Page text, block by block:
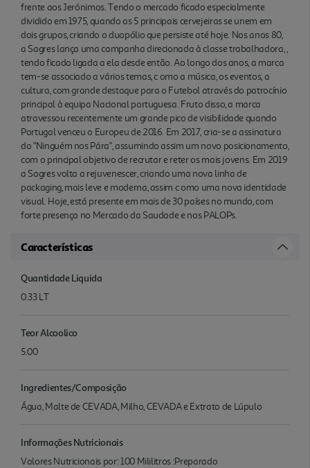
no Mercado da Saudade e nos PALOPs.
frente aos Jerónimos. Tendo o mercado ficado especialmente
dividido em 1975, quando as 5 principais cervejeiras se unem em
dois grupos, criando o duopólio que persiste até hoje. Nos anos 80,
a Sagres lança uma campanha direcionada à classe trabalhadora,,
tendo ficado ligada a ela desde então. Ao longo dos anos, a marca
tem-se associado a vários temas, c omo a música, os eventos, a
cultura, com grande destaque para o Futebol através do patrocínio
principal à equipa Nacional portuguesa. Fruto disso, a marca
atravessou recentemente um grande pico de visibilidade quando
Portugal venceu o Europeu de 2016. Em 2017, cria-se a assinatura
do "Ninguém nos Pára", assumindo assim um novo posicionamento,
com o principal objetivo de recrutar e reter os mais jovens. Em 2019
a Sagres volta a rejuvenescer, criando uma nova linha de
packaging, mais leve e moderna, assim c omo uma nova identidade
visual. Hoje, está presente em mais de 30 países no mundo, com
forte presença no Mercado da Saudade e nos PALOPs.
Características
Quantidade Liquida
0.33 LT
Teor Alcoolico
5.00
Ingredientes/Composição
Água, Malte de CEVADA, Milho, CEVADA e Extrato de Lúpulo
Informações Nutricionais
Valores Nutricionais por: 100 Mililitros :Preparado